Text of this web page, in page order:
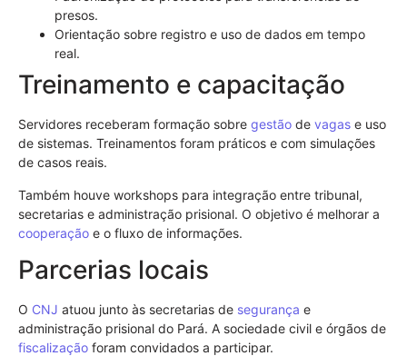
presos.
Orientação sobre registro e uso de dados em tempo
real.
Treinamento e capacitação
Servidores receberam formação sobre gestão de vagas e uso
de sistemas. Treinamentos foram práticos e com simulações
de casos reais.
Também houve workshops para integração entre tribunal,
secretarias e administração prisional. O objetivo é melhorar a
cooperação e o fluxo de informações.
Parcerias locais
O CNJ atuou junto às secretarias de segurança e
administração prisional do Pará. A sociedade civil e órgãos de
fiscalização foram convidados a participar.